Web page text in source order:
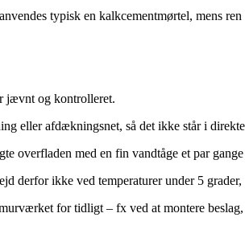
typisk en kalkcementmørtel, mens
jævnt og kontrolleret.
eller afdækningsnet, så det ikke står i
overfladen med en fin vandtåge et par
derfor ikke ved temperaturer under 5
for tidligt – fx ved at montere